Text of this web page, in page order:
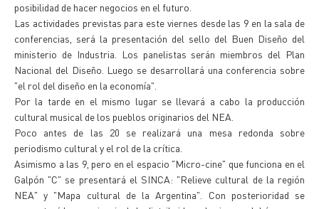
posibilidad de hacer negocios en el futuro.
Las actividades previstas para este viernes desde las 9 en la sala de
conferencias, será la presentación del sello del Buen Diseño del
ministerio de Industria. Los panelistas serán miembros del Plan
Nacional del Diseño. Luego se desarrollará una conferencia sobre
"el rol del diseño en la economía".
Por la tarde en el mismo lugar se llevará a cabo la producción
cultural musical de los pueblos originarios del NEA.
Poco antes de las 20 se realizará una mesa redonda sobre
periodismo cultural y el rol de la crítica.
Asimismo a las 9, pero en el espacio "Micro-cine" que funciona en el
Galpón "C" se presentará el SINCA: "Relieve cultural de la región
NEA" y "Mapa cultural de la Argentina". Con posterioridad se